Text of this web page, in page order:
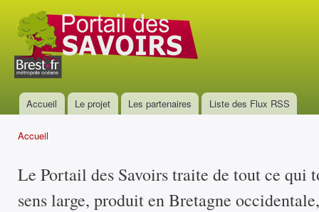
Portail
des
savoirs
Menu principal
Accueil Le projet Les partenaires Liste des Flux RSS
Accueil
Le Portail des Savoirs traite de tout ce qui
sens large, produit en Bretagne